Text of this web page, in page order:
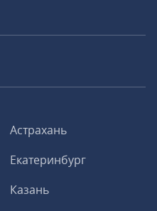
Астрахань
Екатеринбург
Казань